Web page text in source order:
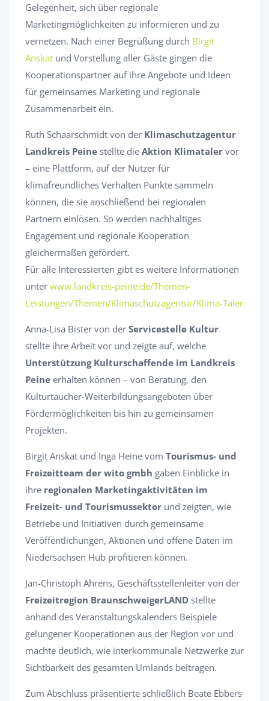
Gelegenheit, sich über regionale
Marketingmöglichkeiten zu informieren und zu
vernetzen. Nach einer Begrüßung durch Birgit
Anskat und Vorstellung aller Gäste gingen die
Kooperationspartner auf ihre Angebote und Ideen
für gemeinsames Marketing und regionale
Zusammenarbeit ein.
Ruth Schaarschmidt von der Klimaschutzagentur
Landkreis Peine stellte die Aktion Klimataler vor
– eine Plattform, auf der Nutzer für
klimafreundliches Verhalten Punkte sammeln
können, die sie anschließend bei regionalen
Partnern einlösen. So werden nachhaltiges
Engagement und regionale Kooperation
gleichermaßen gefördert.
Für alle Interessierten gibt es weitere Informationen
unter www.landkreis-peine.de/Themen-
Leistungen/Themen/Klimaschutzagentur/Klima-Taler
Anna-Lisa Bister von der Servicestelle Kultur
stellte ihre Arbeit vor und zeigte auf, welche
Unterstützung Kulturschaffende im Landkreis
Peine erhalten können – von Beratung, den
Kulturtaucher-Weiterbildungsangeboten über
Fördermöglichkeiten bis hin zu gemeinsamen
Projekten.
Birgit Anskat und Inga Heine vom Tourismus- und
Freizeitteam der wito gmbh gaben Einblicke in
ihre regionalen Marketingaktivitäten im
Freizeit- und Tourismussektor und zeigten, wie
Betriebe und Initiativen durch gemeinsame
Veröffentlichungen, Aktionen und offene Daten im
Niedersachsen Hub profitieren können.
Jan-Christoph Ahrens, Geschäftsstellenleiter von der
Freizeitregion BraunschweigerLAND stellte
anhand des Veranstaltungskalenders Beispiele
gelungener Kooperationen aus der Region vor und
machte deutlich, wie interkommunale Netzwerke zur
Sichtbarkeit des gesamten Umlands beitragen.
Zum Abschluss präsentierte schließlich Beate Ebbers